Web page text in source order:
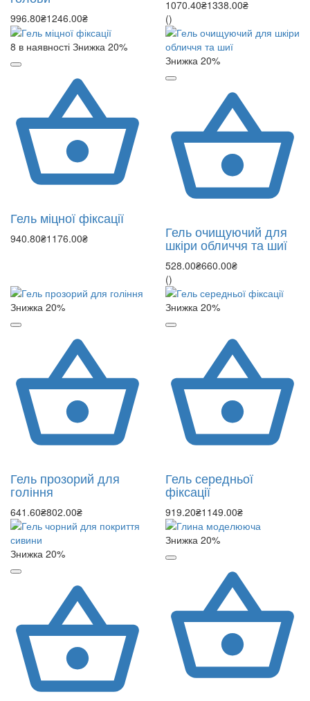
996.80₴1246.00₴
1070.40₴1338.00₴
()
8 в наявності Знижка 20%
Гель міцної фіксації
940.80₴1176.00₴
Знижка 20%
Гель очищуючий для
шкіри обличчя та шиї
528.00₴660.00₴
()
Знижка 20%
Гель прозорий для
гоління
641.60₴802.00₴
Знижка 20%
Гель середньої
фіксації
919.20₴1149.00₴
Знижка 20%
Знижка 20%